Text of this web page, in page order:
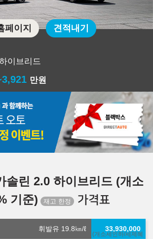
이브리드
만원
페이지 견적내기
솔린 2.0 하이브리드 (개소
기준)
가격표
휘발유 19.8㎞/ℓ
(개소세인하/세제혜
33,930,000